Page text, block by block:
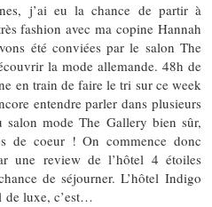
j’ai eu la chance de partir à
fashion avec ma copine Hannah
été conviées par le salon The
la mode allemande. 48h de
en train de faire le tri sur ce week
entendre parler dans plusieurs
mode The Gallery bien sûr,
de coeur ! On commence donc
une review de l’hôtel 4 étoiles
de séjourner. L’hôtel Indigo
de luxe, c’est…